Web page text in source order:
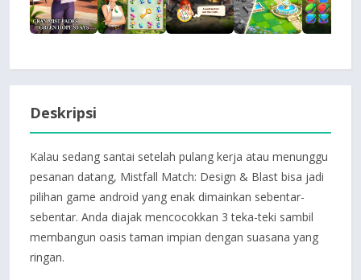
Deskripsi
Kalau sedang santai setelah pulang kerja atau menunggu
pesanan datang, Mistfall Match: Design & Blast bisa jadi
pilihan game android yang enak dimainkan sebentar-
sebentar. Anda diajak mencocokkan 3 teka-teki sambil
membangun oasis taman impian dengan suasana yang
ringan.